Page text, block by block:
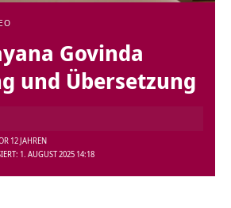
Govinda
und Übersetzung
1. AUGUST 2025 14:18
12 JAHREN